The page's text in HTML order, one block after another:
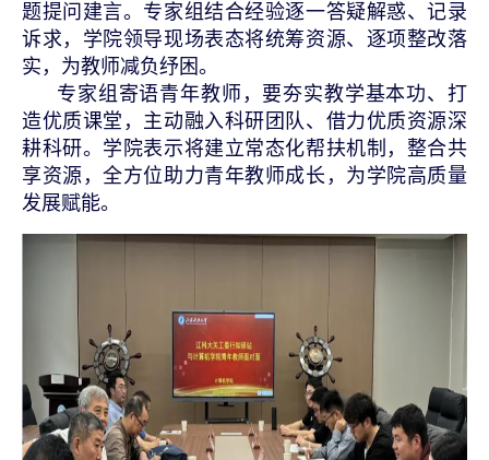
题提问建言。专家组结合经验逐一答疑解惑、记录
诉求，学院领导现场表态将统筹资源、逐项整改落
实，为教师减负纾困。
专家组寄语青年教师，要夯实教学基本功、打
造优质课堂，主动融入科研团队、借力优质资源深
耕科研。学院表示将建立常态化帮扶机制，整合共
享资源，全方位助力青年教师成长，为学院高质量
发展赋能。